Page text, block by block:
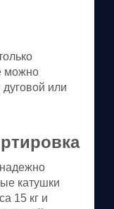
можно
или
катушки
15 кг и